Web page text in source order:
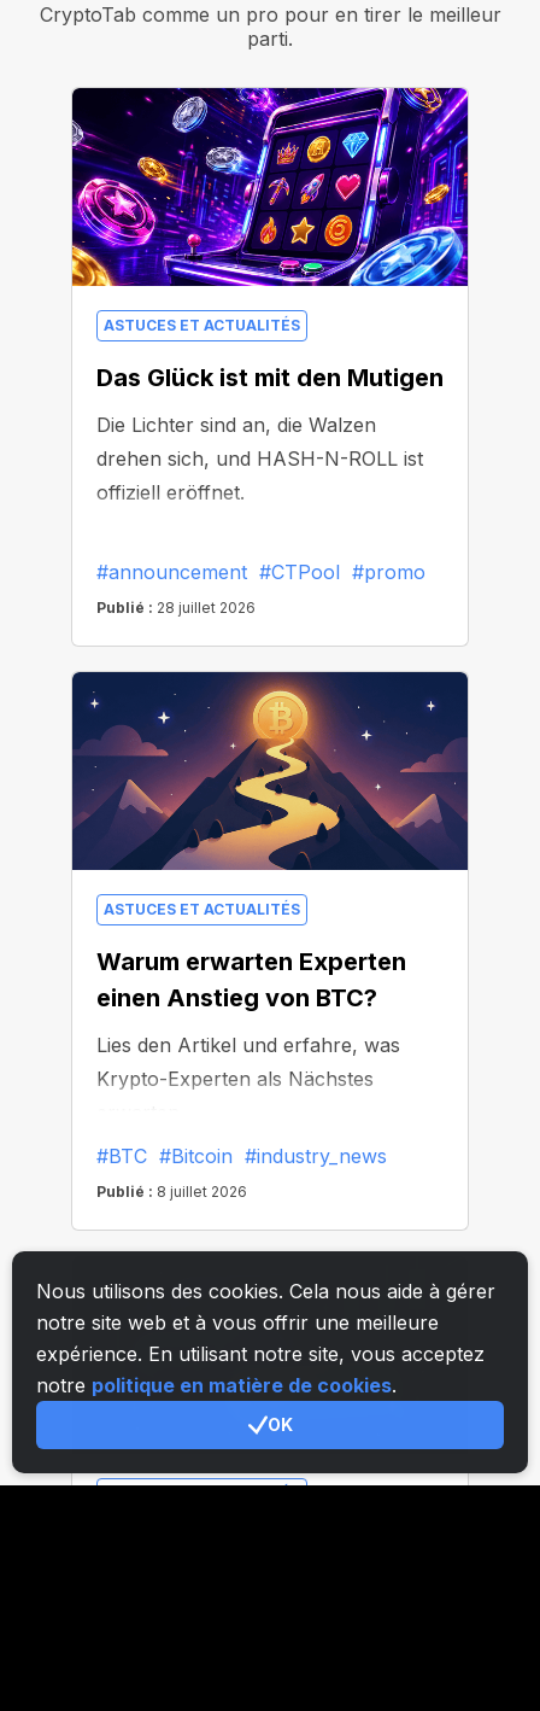
Nous utilisons des cookies. Cela nous aide à gérer
notre site web et à vous offrir une meilleure
expérience. En utilisant notre site, vous acceptez
notre politique en matière de cookies.
OK